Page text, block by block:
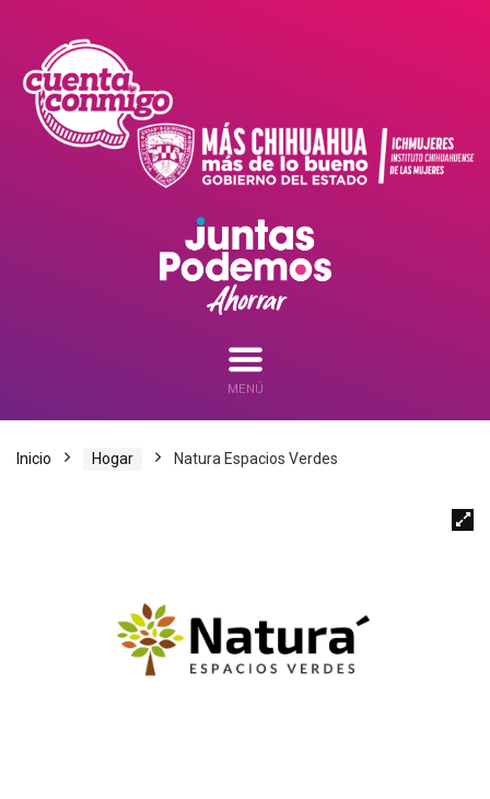
MENÚ
Inicio Hogar Natura Espacios Verdes